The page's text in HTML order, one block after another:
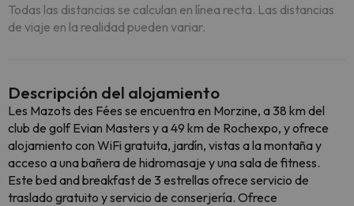
Todas las distancias se calculan en línea recta. Las distancias
de viaje en la realidad pueden variar.
Descripción del alojamiento
Les Mazots des Fées se encuentra en Morzine, a 38 km del
club de golf Evian Masters y a 49 km de Rochexpo, y ofrece
alojamiento con WiFi gratuita, jardín, vistas a la montaña y
acceso a una bañera de hidromasaje y una sala de fitness.
Este bed and breakfast de 3 estrellas ofrece servicio de
traslado gratuito y servicio de conserjería. Ofrece